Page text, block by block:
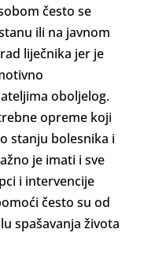
često se
ili na javnom
liječnika jer je
oboljelog.
opreme koji
stanju bolesnika i
je imati i sve
i intervencije
često su od
spašavanja života